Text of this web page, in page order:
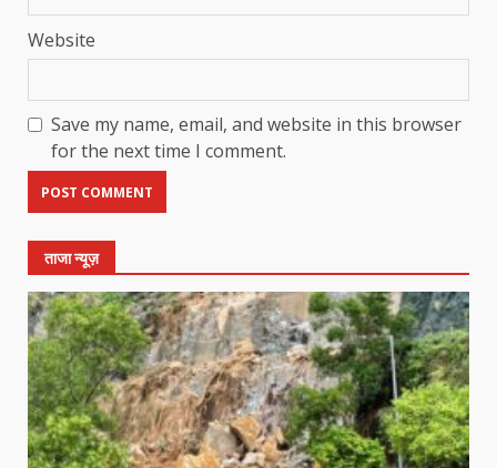
Website
Save my name, email, and website in this browser
for the next time I comment.
ताजा न्यूज़